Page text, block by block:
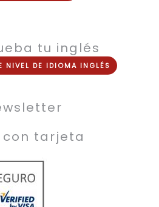
tu inglés
NIVEL DE IDIOMA INGLÉS
con tarjeta